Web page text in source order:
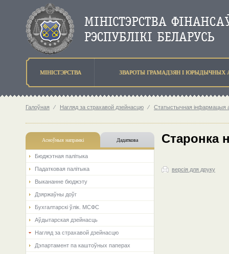
МIНIСТЭРСТВА ЗВАРОТЫ ГРАМАДЗЯН I ЮРЫДЫЧНЫХ
Галоўная ⁄ Нагляд за страхавой дзейнасцю ⁄ Статыстычная інфармацыя
Асноўныя напрамкi Дадаткова
Бюджэтная палiтыка
Падатковая палітыка
Выкананне бюджэту
Дзяржаўны доўг
Бухгалтарскі ўлік. МСФС
Аўдытарская дзейнасць
Нагляд за страхавой дзейнасцю
Дэпартамент па каштоўных паперах
Старонка
версія для друку